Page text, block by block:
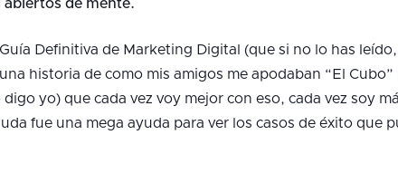
abiertos de mente.
Definitiva de Marketing Digital (que si no lo has
historia de como mis amigos me apodaban “El
yo) que cada vez voy mejor con eso, cada vez soy
fue una mega ayuda para ver los casos de éxito que